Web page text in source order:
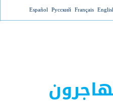
Jump to
Français
Русский
Español